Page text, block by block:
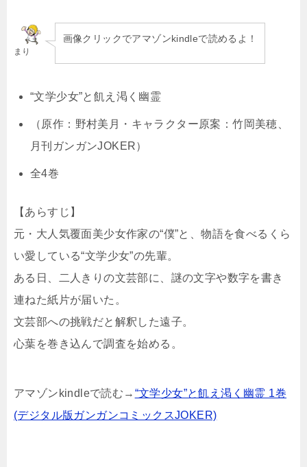
まり
画像クリックでアマゾンkindleで読めるよ！
“文学少女”と飢え渇く幽霊
（原作：野村美月・キャラクター原案：竹岡美穂、
月刊ガンガンJOKER）
全4巻
【あらすじ】
元・大人気覆面美少女作家の“僕”と、物語を食べるくら
い愛している“文学少女”の先輩。
ある日、二人きりの文芸部に、謎の文字や数字を書き
連ねた紙片が届いた。
文芸部への挑戦だと解釈した遠子。
心葉を巻き込んで調査を始める。
アマゾンkindleで読む→ “文学少女”と飢え渇く幽霊 1巻
(デジタル版ガンガンコミックスJOKER)